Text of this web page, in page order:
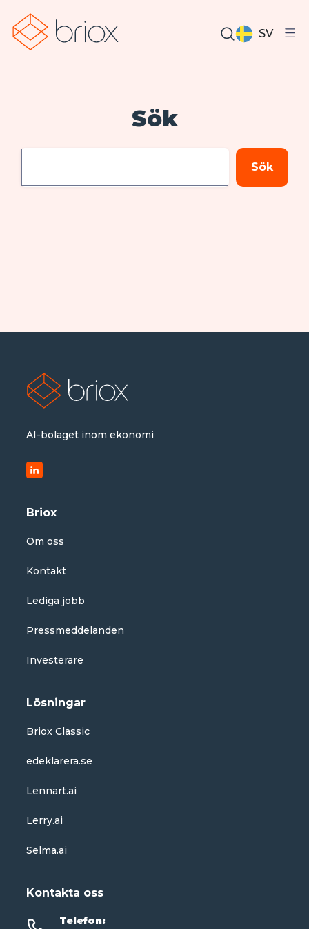
SV
Sök
Sök
AI-bolaget inom ekonomi
Briox
Om oss
Kontakt
Lediga jobb
Pressmeddelanden
Investerare
Lösningar
Briox Classic
edeklarera.se
Lennart.ai
Lerry.ai
Selma.ai
Kontakta oss
Telefon: